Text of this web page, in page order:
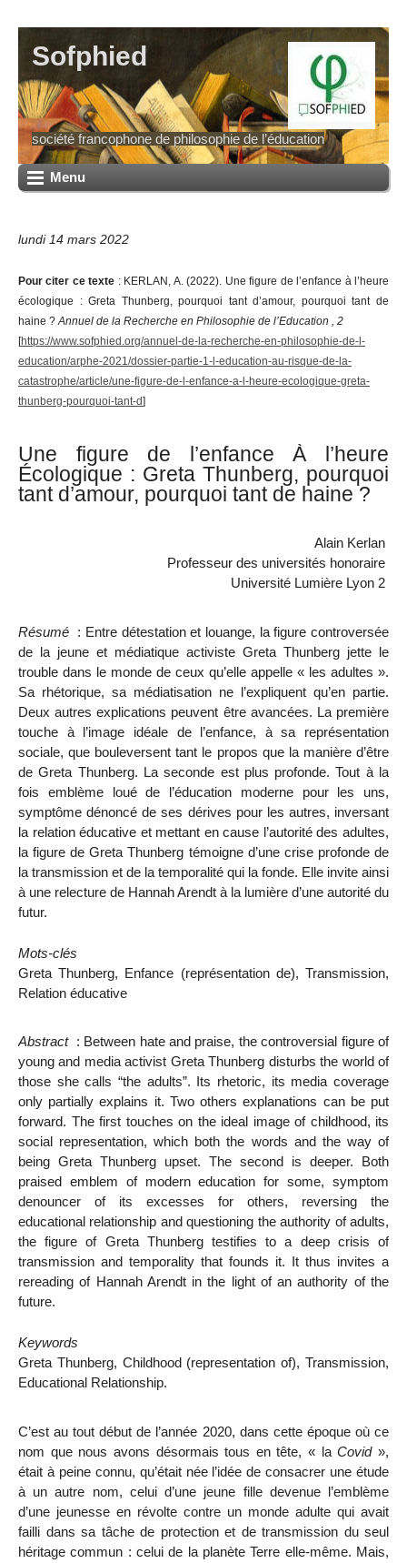
Sofphied
société francophone de philosophie de l’éducation
Menu
lundi 14 mars 2022
Pour citer ce texte : KERLAN, A. (2022). Une figure de l’enfance à l’heure
écologique : Greta Thunberg, pourquoi tant d’amour, pourquoi tant de
haine ? Annuel de la Recherche en Philosophie de l’Education , 2
[https://www.sofphied.org/annuel-de-la-recherche-en-philosophie-de-l-
education/arphe-2021/dossier-partie-1-l-education-au-risque-de-la-
catastrophe/article/une-figure-de-l-enfance-a-l-heure-ecologique-greta-
thunberg-pourquoi-tant-d]
Une figure de l’enfanceÀ
l’heure
Écologique : Greta Thunberg, pourquoi
tant d’amour, pourquoi tant de haine ?
Alain Kerlan
Professeur des universités honoraire
Université Lumière Lyon 2
Résumé : Entre détestation et louange, la figure controversée
de la jeune et médiatique activiste Greta Thunberg jette le
trouble dans le monde de ceux qu’elle appelle « les adultes ».
Sa rhétorique, sa médiatisation ne l’expliquent qu’en partie.
Deux autres explications peuvent être avancées. La première
touche à l’image idéale de l’enfance, à sa représentation
sociale, que bouleversent tant le propos que la manière d’être
de Greta Thunberg. La seconde est plus profonde. Tout à la
fois emblème loué de l’éducation moderne pour les uns,
symptôme dénoncé de ses dérives pour les autres, inversant
la relation éducative et mettant en cause l’autorité des adultes,
la figure de Greta Thunberg témoigne d’une crise profonde de
la transmission et de la temporalité qui la fonde. Elle invite ainsi
à une relecture de Hannah Arendt à la lumière d’une autorité du
futur.
Mots-clés
Greta Thunberg, Enfance (représentation de), Transmission,
Relation éducative
Abstract : Between hate and praise, the controversial figure of
young and media activist Greta Thunberg disturbs the world of
those she calls “the adults”. Its rhetoric, its media coverage
only partially explains it. Two others explanations can be put
forward. The first touches on the ideal image of childhood, its
social representation, which both the words and the way of
being Greta Thunberg upset. The second is deeper. Both
praised emblem of modern education for some, symptom
denouncer of its excesses for others, reversing the
educational relationship and questioning the authority of adults,
the figure of Greta Thunberg testifies to a deep crisis of
transmission and temporality that founds it. It thus invites a
rereading of Hannah Arendt in the light of an authority of the
future.
Keywords
Greta Thunberg, Childhood (representation of), Transmission,
Educational Relationship.
C’est au tout début de l’année 2020, dans cette époque où ce
nom que nous avons désormais tous en tête, « laCovid»,
était à peine connu, qu’était née l’idée de consacrer une étude
à un autre nom, celui d’une jeune fille devenue l’emblème
d’une jeunesse en révolte contre un monde adulte qui avait
failli dans sa tâche de protection et de transmission du seul
héritage commun : celui de la planète Terre elle-même. Mais,